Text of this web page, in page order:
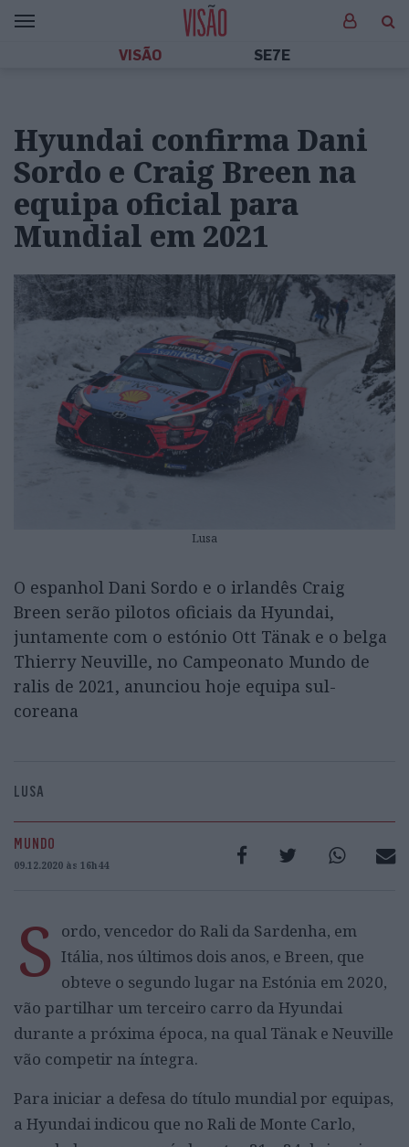
VISÃO SE7E
Hyundai confirma Dani
Sordo e Craig Breen na
equipa oficial para
Mundial em 2021
Lusa
O espanhol Dani Sordo e o irlandês Craig
Breen serão pilotos oficiais da Hyundai,
juntamente com o estónio Ott Tänak e o belga
Thierry Neuville, no Campeonato Mundo de
ralis de 2021, anunciou hoje equipa sul-
coreana
LUSA
MUNDO
09.12.2020 às 16h44
S ordo, vencedor do Rali da Sardenha, em
Itália, nos últimos dois anos, e Breen, que
obteve o segundo lugar na Estónia em 2020,
vão partilhar um terceiro carro da Hyundai
durante a próxima época, na qual Tänak e Neuville
vão competir na íntegra.
Para iniciar a defesa do título mundial por equipas,
a Hyundai indicou que no Rali de Monte Carlo,